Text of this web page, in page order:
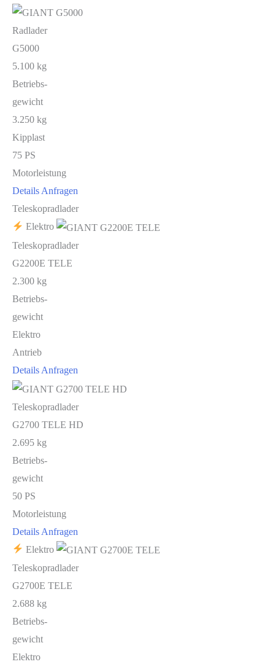
Radlader
G5000
5.100 kg
Betriebs-
gewicht
3.250 kg
Kipplast
75 PS
Motorleistung
Details Anfragen
Teleskopradlader
Elektro
Teleskopradlader
G2200E TELE
2.300 kg
Betriebs-
gewicht
Elektro
Antrieb
Details Anfragen
Teleskopradlader
G2700 TELE HD
2.695 kg
Betriebs-
gewicht
50 PS
Motorleistung
Details Anfragen
Elektro
Teleskopradlader
G2700E TELE
2.688 kg
Betriebs-
gewicht
Elektro